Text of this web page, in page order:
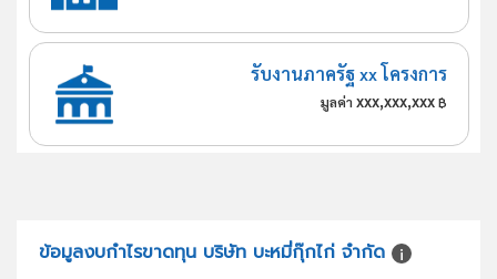
รับงานภาครัฐ xx โครงการ
มูลค่า xxx,xxx,xxx ฿
ข้อมูลงบกำไรขาดทุน บริษัท บะหมี่กุ๊กไก่ จำกัด